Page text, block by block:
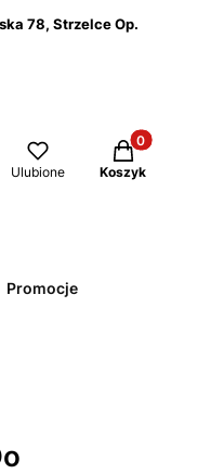
78, Strzelce Op.
Ulubione
Produkty w
Koszyk
Promocje